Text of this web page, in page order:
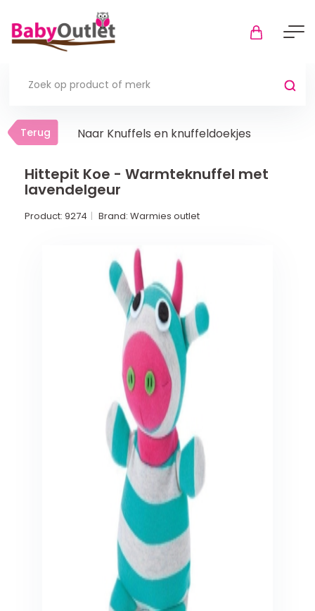
Terug
Thuis
Boxmatrassen en hoeslakens
Veiligheid in en om huis
Veiligheid buiten de deur
Schommelstoelen en wipstoeltjes
Terug Naar Knuffels en knuffeldoekjes
Hittepit Koe - Warmteknuffel met
lavendelgeur
Product: 9274 Brand: Warmies outlet